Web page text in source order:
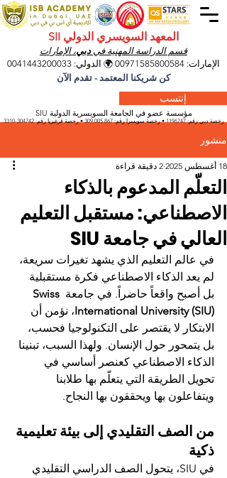
المعهد السويسري الدولي SII
قسم الدراسة المهنية فيدبي، الإمارات
إنتسب
مؤسسة عضو في الجامعة السويسرية الدولية SIU
رخصة دبي رقم:1196747• رخصة سويسرا رقم:309.005.867• رخصة قرغيزيارقم:304742-3310
الإمارات: 00971585800584 🌍 الدولي: 0041443200033
كن شريكنا المعتمد - تقدم الآن
منشور
التعلّم المدعوم بالذكاء
الاصطناعي: مستقبل التعليم
العالي في جامعة SIU
18 أغسطس 2025 2 دقيقة قراءة
في عالم التعليم الذي يشهد تغيرات سريعة،
لم يعد الذكاء الاصطناعي فكرة مستقبلية
بل أصبح واقعاً حاضراً. في جامعة Swiss
International University (SIU)، نؤمن أن
الابتكار لا يقتصر على التكنولوجيا فحسب،
بل يتمحور حول الإنسان. ولهذا السبب، تبنينا
الذكاء الاصطناعي كعنصر أساسي في
تحويل الطريقة التي يتعلّم بها طلابنا
ويتفاعلون بها ويحققون بها النجاح.
من الصف التقليدي إلى بيئة تعليمية
ذكية
في SIU، يتحول الصف الدراسي التقليدي